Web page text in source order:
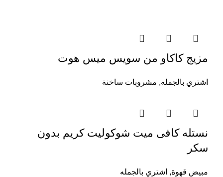
مزيج كاكاو من سويس ميس هوت
اشتري بالجمله, مشروبات ساخنة
نستله كافى ميت شوكوليت كريم بدون
سكر
مبيض قهوة, اشتري بالجمله